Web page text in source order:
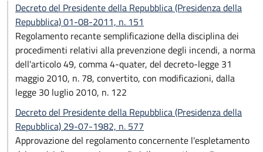
Decreto del Presidente della Repubblica (Presidenza della
Repubblica) 01-08-2011, n. 151
Regolamento recante semplificazione della disciplina dei
procedimenti relativi alla prevenzione degli incendi, a norma
dell'articolo 49, comma 4-quater, del decreto-legge 31
maggio 2010, n. 78, convertito, con modificazioni, dalla
legge 30 luglio 2010, n. 122
Decreto del Presidente della Repubblica (Presidenza della
Repubblica) 29-07-1982, n. 577
Approvazione del regolamento concernente l'espletamento